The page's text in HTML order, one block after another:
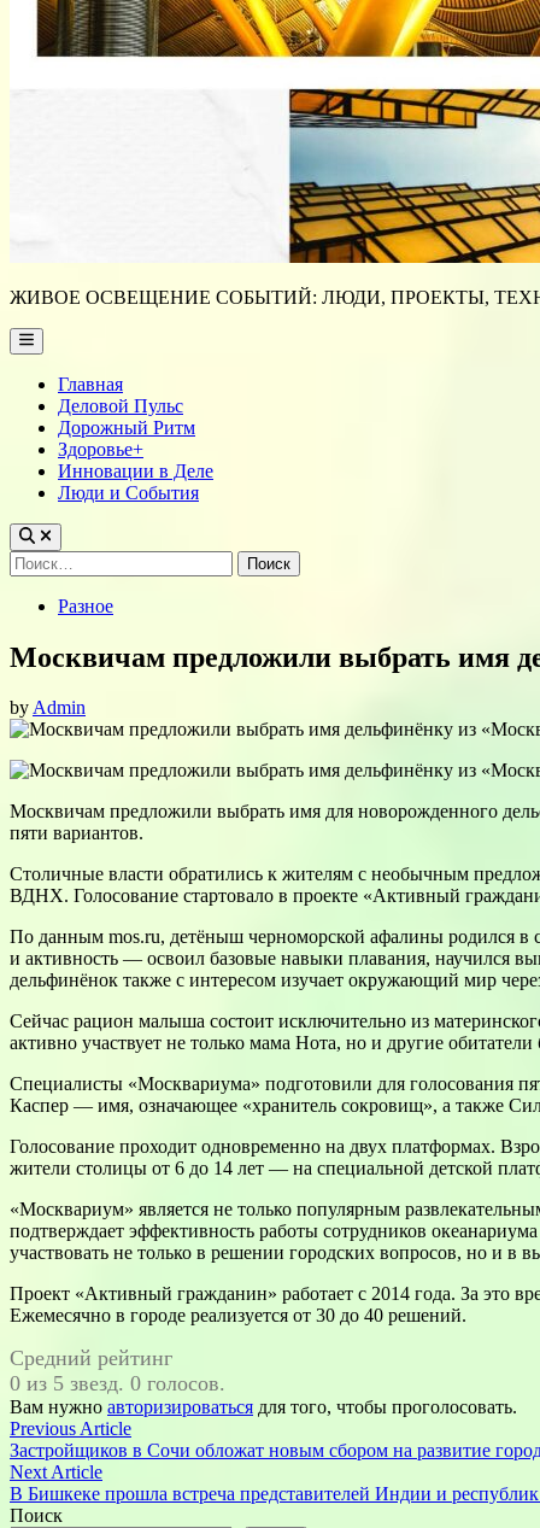
ЖИВОЕ ОСВЕЩЕНИЕ СОБЫТИЙ: ЛЮДИ, ПРОЕКТЫ,
Main
Menu
Главная
Деловой Пульс
Дорожный Ритм
Здоровье+
Инновации в Деле
Люди и События
Найти:
PostedРазное
Москвичам предложили выбрать имя
byAdmin
Москвичам предложили выбрать имя для новорожденного
пяти вариантов.
Столичные власти обратились к жителям с необычным
ВДНХ. Голосование стартовало в проекте «Активный
По данным mos.ru, детёныш черноморской афалины родился в
и активность — освоил базовые навыки плавания, научился
дельфинёнок также с интересом изучает окружающий мир
Сейчас рацион малыша состоит исключительно из
активно участвует не только мама Нота, но и другие
Специалисты «Москвариума» подготовили для голосования
Каспер — имя, означающее «хранитель сокровищ», а также
Голосование проходит одновременно на двух платформах.
жители столицы от 6 до 14 лет — на специальной детской
«Москвариум» является не только популярным
подтверждает эффективность работы сотрудников
участвовать не только в решении городских вопросов, но и в
Проект «Активный гражданин» работает с 2014 года. За это
Ежемесячно в городе реализуется от 30 до 40 решений.
Средний рейтинг
0 из 5 звезд. 0 голосов.
Вам нужно авторизироваться для того, чтобы проголосовать.
Навигация
по
записям
Previous ArticlePrevious
article:
Застройщиков в Сочи обложат новым сбором на развитие
Next ArticleNext
article:
В Бишкеке прошла встреча представителей Индии и
Поиск